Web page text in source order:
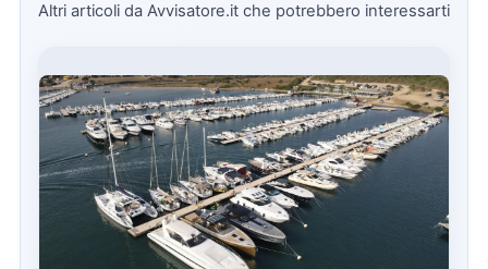
Altri articoli da Avvisatore.it che potrebbero interessarti